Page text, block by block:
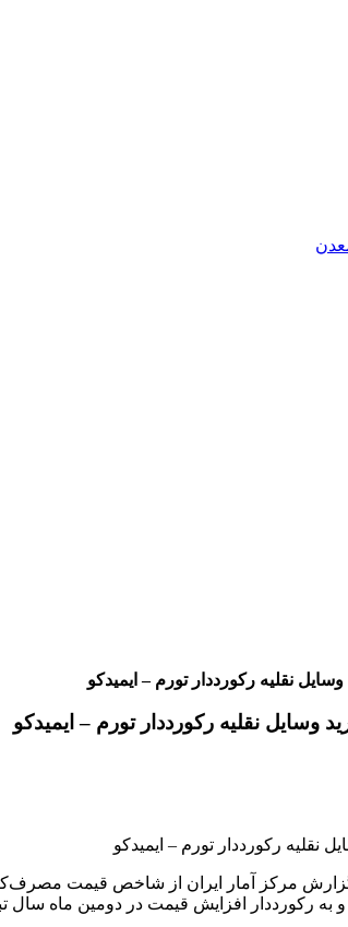
به رکورددار افزایش قیمت در دومین ماه سال